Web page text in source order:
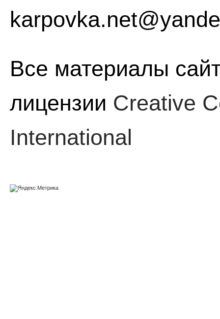
Все материалы
лицензии Creative
International